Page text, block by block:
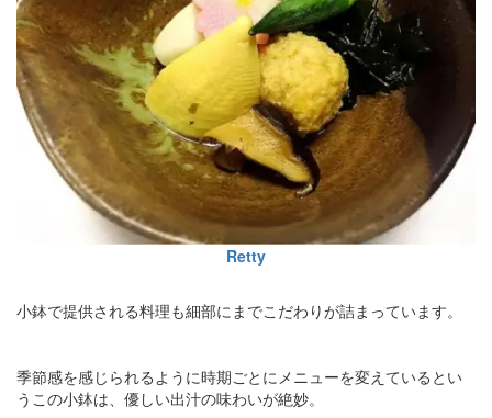
Retty
小鉢で提供される料理も細部にまでこだわりが詰まっています。
季節感を感じられるように時期ごとにメニューを変えているとい
うこの小鉢は、優しい出汁の味わいが絶妙。